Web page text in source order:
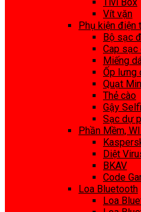
Vít vặn
Phụ kiện điện
Bộ sạc
Cap sạc
Miếng
Ốp lưng
Quạt
Thẻ cào
Gậy
Sạc dự
Phần Mềm,
Diệt
BKAV
Code
Loa Bluetooth
Loa